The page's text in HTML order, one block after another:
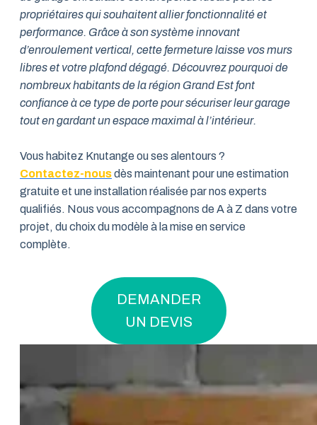
propriétaires qui souhaitent allier fonctionnalité et
performance. Grâce à son système innovant
d’enroulement vertical, cette fermeture laisse vos murs
libres et votre plafond dégagé. Découvrez pourquoi de
nombreux habitants de la région Grand Est font
confiance à ce type de porte pour sécuriser leur garage
tout en gardant un espace maximal à l’intérieur.
Vous habitez Knutange ou ses alentours ?
Contactez-nousdès maintenant pour une estimation
gratuite et une installation réalisée par nos experts
qualifiés. Nous vous accompagnons de A à Z dans votre
projet, du choix du modèle à la mise en service
complète.
DEMANDER
UN DEVIS